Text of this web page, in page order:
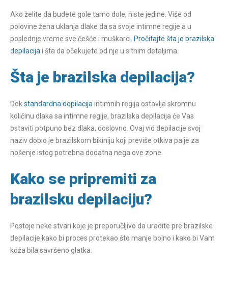
Ako želite da budete gole tamo dole, niste jedine. Više od
polovine žena uklanja dlake da sa svoje intimne regije a u
poslednje vreme sve češće i muškarci. Pročitajte šta je brazilska
depilacija i šta da očekujete od nje u sitnim detaljima.
Šta je brazilska depilacija?
Dokstandardna depilacija intimnih regija ostavlja skromnu
količinu dlaka sa intimne regije, brazilska depilacija će Vas
ostaviti potpuno bez dlaka, doslovno. Ovaj vid depilacije svoj
naziv dobio je brazilskom bikiniju koji previše otkiva pa je za
nošenje istog potrebna dodatna nega ove zone.
Kako se pripremiti za
brazilsku depilaciju?
Postoje neke stvari koje je preporučljivo da uradite pre brazilske
depilacije kako bi proces protekao što manje bolno i kako bi Vam
koža bila savršeno glatka.